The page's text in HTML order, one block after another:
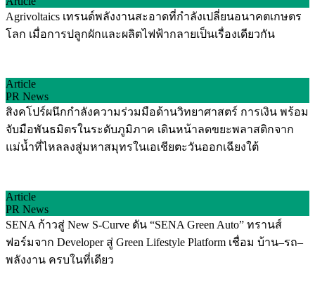
Agrivoltaics เทรนด์พลังงานสะอาดที่กำลังเปลี่ยนอนาคตเกษตร
โลก เมื่อการปลูกผักและผลิตไฟฟ้ากลายเป็นเรื่องเดียวกัน
Article
PR News
สิงคโปร์ผนึกกำลังความร่วมมือด้านวิทยาศาสตร์ การเงิน พร้อม
จับมือพันธมิตรในระดับภูมิภาค เดินหน้าลดขยะพลาสติกจาก
แม่น้ำที่ไหลลงสู่มหาสมุทรในเอเชียตะวันออกเฉียงใต้
Article
PR News
SENA ก้าวสู่ New S-Curve ดัน “SENA Green Auto” ทรานส์
ฟอร์มจาก Developer สู่ Green Lifestyle Platform เชื่อม บ้าน–รถ–
พลังงาน ครบในที่เดียว